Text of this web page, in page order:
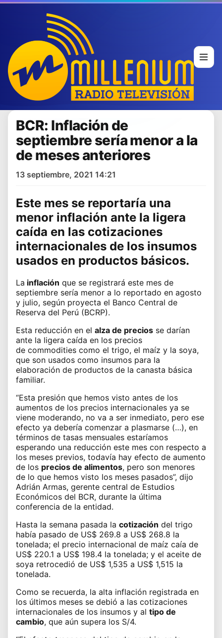
BCR: Inflación de
septiembre sería menor a la
de meses anteriores
13 septiembre, 2021 14:21
Este mes se reportaría una
menor inflación ante la ligera
caída en las cotizaciones
internacionales de los insumos
usados en productos básicos.
La inflación que se registrará este mes de
septiembre sería menor a lo reportado en agosto
y julio, según proyecta el Banco Central de
Reserva del Perú (BCRP).
Esta reducción en el alza de precios se darían
ante la ligera caída en los precios
de commodities como el trigo, el maíz y la soya,
que son usados como insumos para la
elaboración de productos de la canasta básica
familiar.
“Esta presión que hemos visto antes de los
aumentos de los precios internacionales ya se
viene moderando, no va a ser inmediato, pero ese
efecto ya debería comenzar a plasmarse (…), en
términos de tasas mensuales estaríamos
esperando una reducción este mes con respecto a
los meses previos, todavía hay efecto de aumento
de los precios de alimentos, pero son menores
de lo que hemos visto los meses pasados”, dijo
Adrián Armas, gerente central de Estudios
Económicos del BCR, durante la última
conferencia de la entidad.
Hasta la semana pasada la cotización del trigo
había pasado de US$ 269.8 a US$ 268.8 la
tonelada; el precio internacional de maíz caía de
US$ 220.1 a US$ 198.4 la tonelada; y el aceite de
soya retrocedió de US$ 1,535 a US$ 1,515 la
tonelada.
Como se recuerda, la alta inflación registrada en
los últimos meses se debió a las cotizaciones
internacionales de los insumos y al tipo de
cambio, que aún supera los S/4.